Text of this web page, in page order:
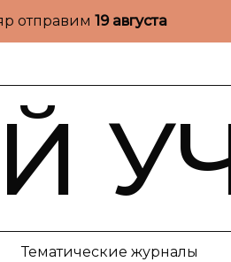
отправим 19 августа
Тематические журналы